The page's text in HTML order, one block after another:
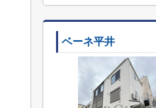
ベーネ平井